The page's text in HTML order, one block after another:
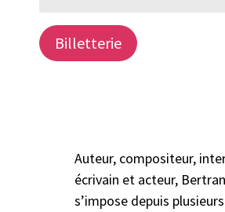
Billetterie
Auteur, compositeur,
écrivain et acteur,
s’impose depuis